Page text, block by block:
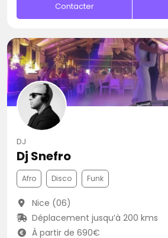
Contacter
DJ
Dj Snefro
Afro Disco Funk
Nice (06)
Déplacement jusqu’à 200 kms
À partir de 690€